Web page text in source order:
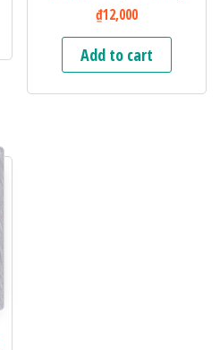
₫12,000
Add to cart